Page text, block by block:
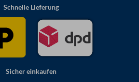
Schnelle Lieferung
Sicher einkaufen